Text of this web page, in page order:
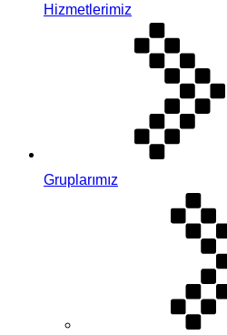
Hizmetlerimiz
Gruplarımız